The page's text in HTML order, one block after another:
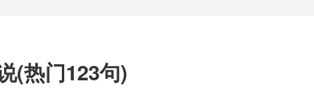
(热门123句)